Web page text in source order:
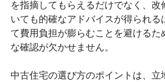
を指摘してもらえるだけでなく、改
いても的確なアドバイスが得られる
て費用負担が膨らむことを避けるた
な確認が欠かせません。
中古住宅の選び方のポイントは、立